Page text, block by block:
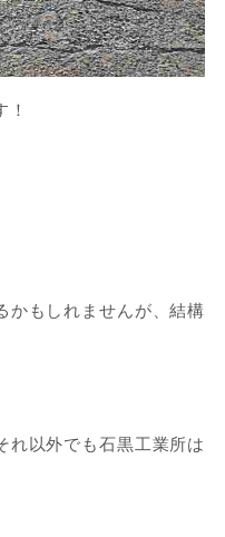
かもしれませんが、結構
れ以外でも石黒工業所は